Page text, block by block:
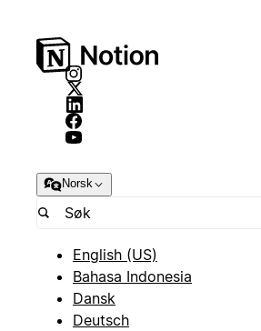
Norsk
English (US)
Bahasa Indonesia
Dansk
Deutsch